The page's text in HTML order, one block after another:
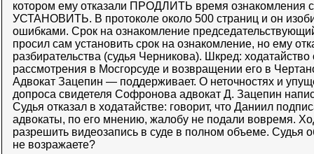
котором ему отказали ПРОДЛИТЬ время ознакомления
УСТАНОВИТЬ. В протоколе около 500 страниц и он
ошибками. Срок на ознакомление
просил сам установить срок на ознакомление, но ему
разбирательства (судья Черникова). Шкред: ходатайство
рассмотрения в Мосгорсуде и возвращении его в
Адвокат Зацепин — поддерживает. О неточностях и
допроса свидетеля Софронова адвокат Д. Зацепин
Судья отказал в ходатайстве: говорит, что Даниил
адвокаты, по его мнению, жалобу не подали вовремя.
разрешить видеозапись в суде в полном объеме. Судья
не возражаете?